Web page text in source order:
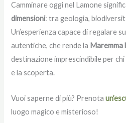
Camminare oggi nel Lamone
dimensioni: tra geologia,
Un’esperienza capace di regalare
autentiche, che rende la Maremma
destinazione imprescindibile per
e la scoperta.
Vuoi saperne di più? Prenota
luogo magico e misterioso!